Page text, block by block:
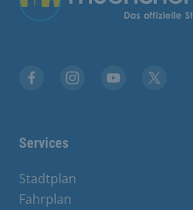
Services
Stadtplan
Fahrplan